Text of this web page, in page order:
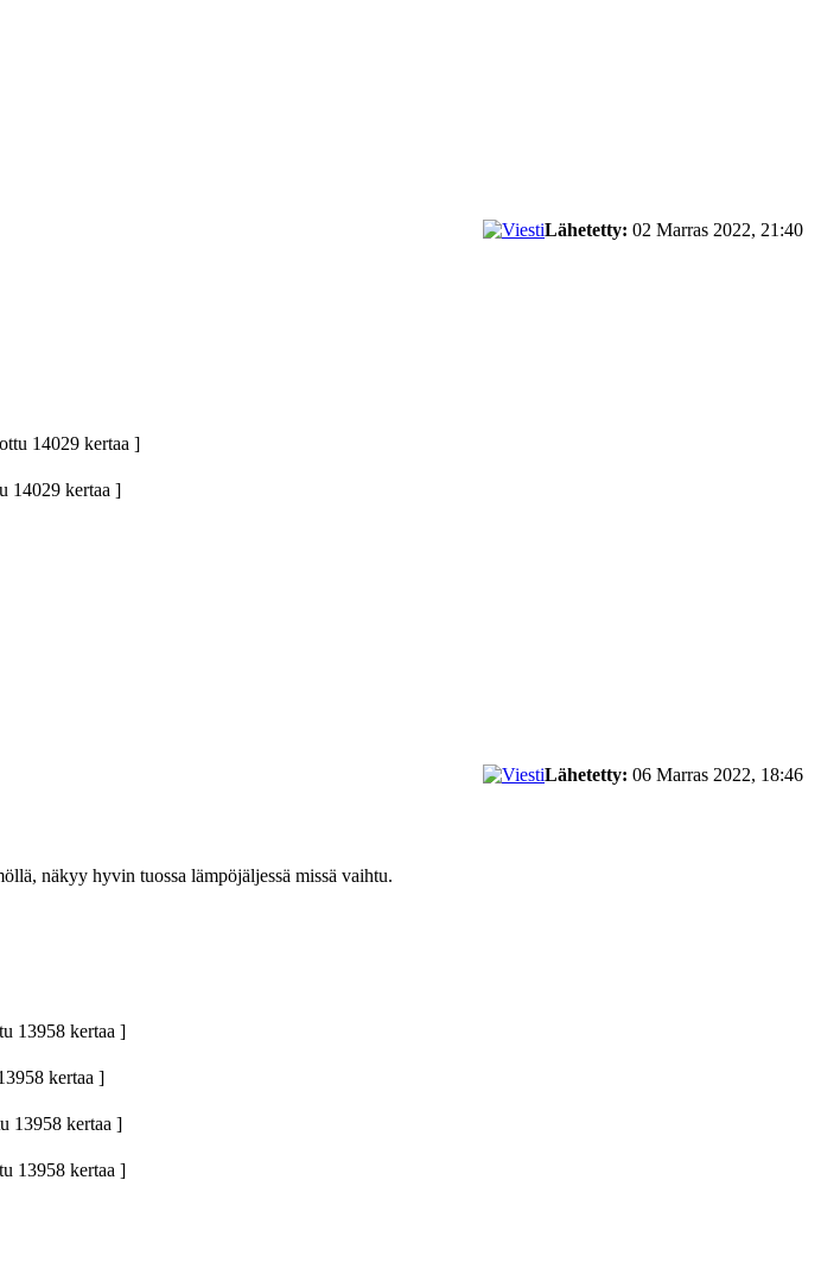
Lähetetty: 02 Marras 2022, 21:40
14029 kertaa ]
14029 kertaa ]
Lähetetty: 06 Marras 2022, 18:46
näkyy hyvin tuossa lämpöjäljessä missä vaihtu.
13958 kertaa ]
kertaa ]
13958 kertaa ]
13958 kertaa ]